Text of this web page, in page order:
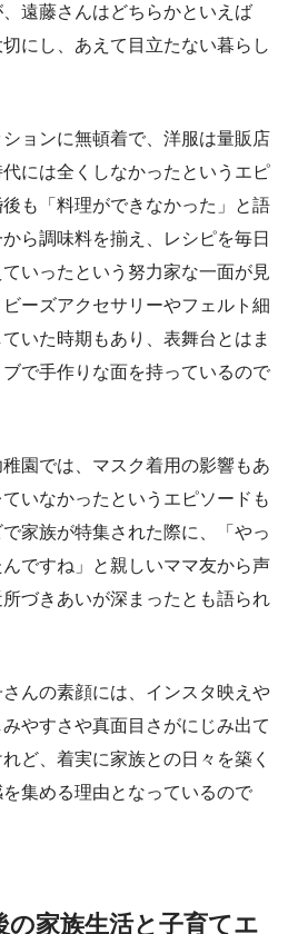
遠藤さんはどちらかといえば
切にし、あえて目立たない暮らし
ョンに無頓着で、洋服は量販店
には全くしなかったというエピ
も「料理ができなかった」と語
ら調味料を揃え、レシピを毎日
いったという努力家な一面が見
ーズアクセサリーやフェルト細
いた時期もあり、表舞台とはま
で手作りな面を持っているので
園では、マスク着用の影響もあ
いなかったというエピソードも
家族が特集された際に、「やっ
ですね」と親しいママ友から声
づきあいが深まったとも語られ
んの素顔には、インスタ映えや
やすさや真面目さがにじみ出て
ど、着実に家族との日々を築く
集める理由となっているので
の家族生活と子育てエ